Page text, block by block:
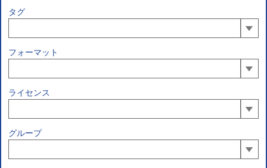
タグ
フォーマット
ライセンス
グループ